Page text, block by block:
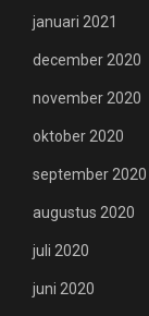
januari 2021
december 2020
november 2020
oktober 2020
september 2020
augustus 2020
juli 2020
juni 2020